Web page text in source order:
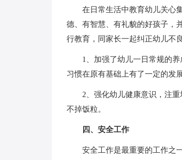
在日常生活中教育幼儿关心集
德、有智慧、有礼貌的好孩子，
行教育，同家长一起纠正幼儿不
1、加强了幼儿一日常规的养
习惯在原有基础上有了一定的发展
2、强化幼儿健康意识，注重
不掉饭粒。
四、安全工作
安全工作是最重要的工作之一